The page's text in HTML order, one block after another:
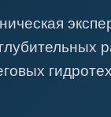
экспертиза
экспертиза